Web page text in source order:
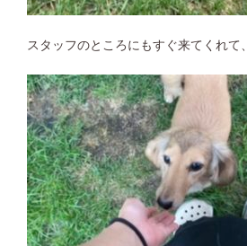
スタッフのところにもすぐ来てくれて、